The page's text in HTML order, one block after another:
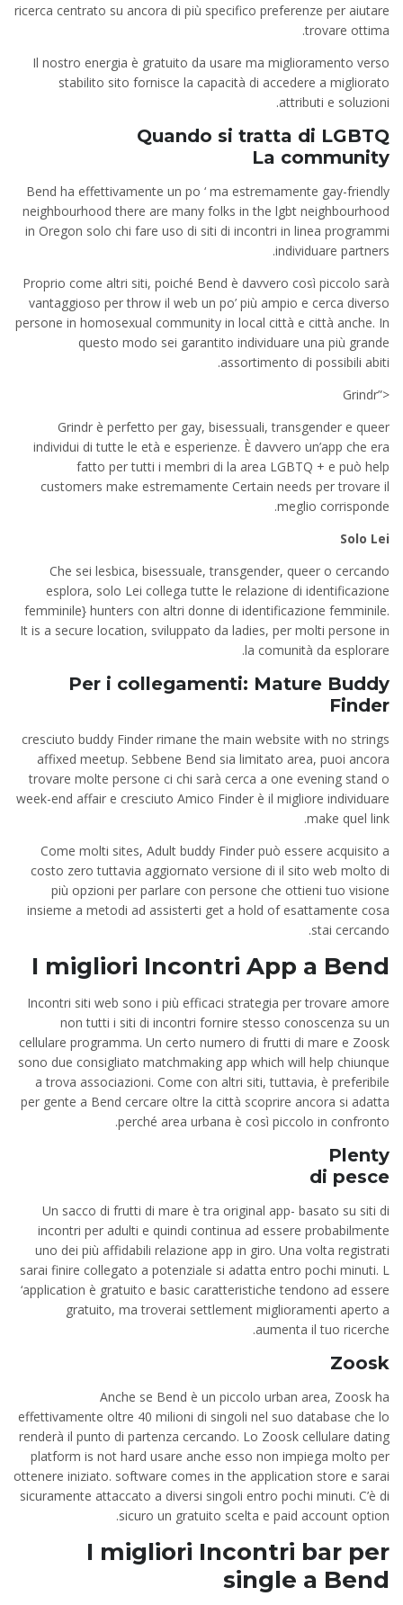
ricerca centrato su ancora di più specifico preferenze per aiutare
trovare ottima.
Il nostro energia è gratuito da usare ma miglioramento verso
stabilito sito fornisce la capacità di accedere a migliorato
attributi e soluzioni.
Quando si tratta di LGBTQ
La community
Bend ha effettivamente un po ‘ ma estremamente gay-friendly
neighbourhood there are many folks in the lgbt neighbourhood
in Oregon solo chi fare uso di siti di incontri in linea programmi
individuare partners.
Proprio come altri siti, poiché Bend è davvero così piccolo sarà
vantaggioso per throw il web un po’ più ampio e cerca diverso
persone in homosexual community in local città e città anche. In
questo modo sei garantito individuare una più grande
assortimento di possibili abiti.
<”Grindr
Grindr è perfetto per gay, bisessuali, transgender e queer
individui di tutte le età e esperienze. È davvero un’app che era
fatto per tutti i membri di la area LGBTQ + e può help
customers make estremamente Certain needs per trovare il
meglio corrisponde.
Solo Lei
Che sei lesbica, bisessuale, transgender, queer o cercando
esplora, solo Lei collega tutte le relazione di identificazione
femminile} hunters con altri donne di identificazione femminile.
It is a secure location, sviluppato da ladies, per molti persone in
la comunità da esplorare.
Per i collegamenti: Mature Buddy
Finder
cresciuto buddy Finder rimane the main website with no strings
affixed meetup. Sebbene Bend sia limitato area, puoi ancora
trovare molte persone ci chi sarà cerca a one evening stand o
week-end affair e cresciuto Amico Finder è il migliore individuare
make quel link.
Come molti sites, Adult buddy Finder può essere acquisito a
costo zero tuttavia aggiornato versione di il sito web molto di
più opzioni per parlare con persone che ottieni tuo visione
insieme a metodi ad assisterti get a hold of esattamente cosa
stai cercando.
I migliori Incontri App a Bend
Incontri siti web sono i più efficaci strategia per trovare amore
non tutti i siti di incontri fornire stesso conoscenza su un
cellulare programma. Un certo numero di frutti di mare e Zoosk
sono due consigliato matchmaking app which will help chiunque
a trova associazioni. Come con altri siti, tuttavia, è preferibile
per gente a Bend cercare oltre la città scoprire ancora si adatta
perché area urbana è così piccolo in confronto.
Plenty
di pesce
Un sacco di frutti di mare è tra original app- basato su siti di
incontri per adulti e quindi continua ad essere probabilmente
uno dei più affidabili relazione app in giro. Una volta registrati
sarai finire collegato a potenziale si adatta entro pochi minuti. L
‘application è gratuito e basic caratteristiche tendono ad essere
gratuito, ma troverai settlement miglioramenti aperto a
aumenta il tuo ricerche.
Zoosk
Anche se Bend è un piccolo urban area, Zoosk ha
effettivamente oltre 40 milioni di singoli nel suo database che lo
renderà il punto di partenza cercando. Lo Zoosk cellulare dating
platform is not hard usare anche esso non impiega molto per
ottenere iniziato. software comes in the application store e sarai
sicuramente attaccato a diversi singoli entro pochi minuti. C’è di
sicuro un gratuito scelta e paid account option.
I migliori Incontri bar per
single a Bend